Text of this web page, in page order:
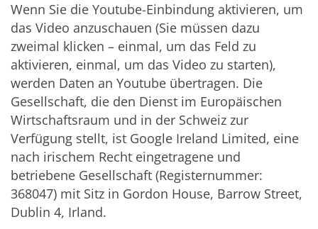
Wenn Sie die Youtube-Einbindung aktivieren, um
das Video anzuschauen (Sie müssen dazu
zweimal klicken – einmal, um das Feld zu
aktivieren, einmal, um das Video zu starten),
werden Daten an Youtube übertragen. Die
Gesellschaft, die den Dienst im Europäischen
Wirtschaftsraum und in der Schweiz zur
Verfügung stellt, ist Google Ireland Limited, eine
nach irischem Recht eingetragene und
betriebene Gesellschaft (Registernummer:
368047) mit Sitz in Gordon House, Barrow Street,
Dublin 4, Irland.